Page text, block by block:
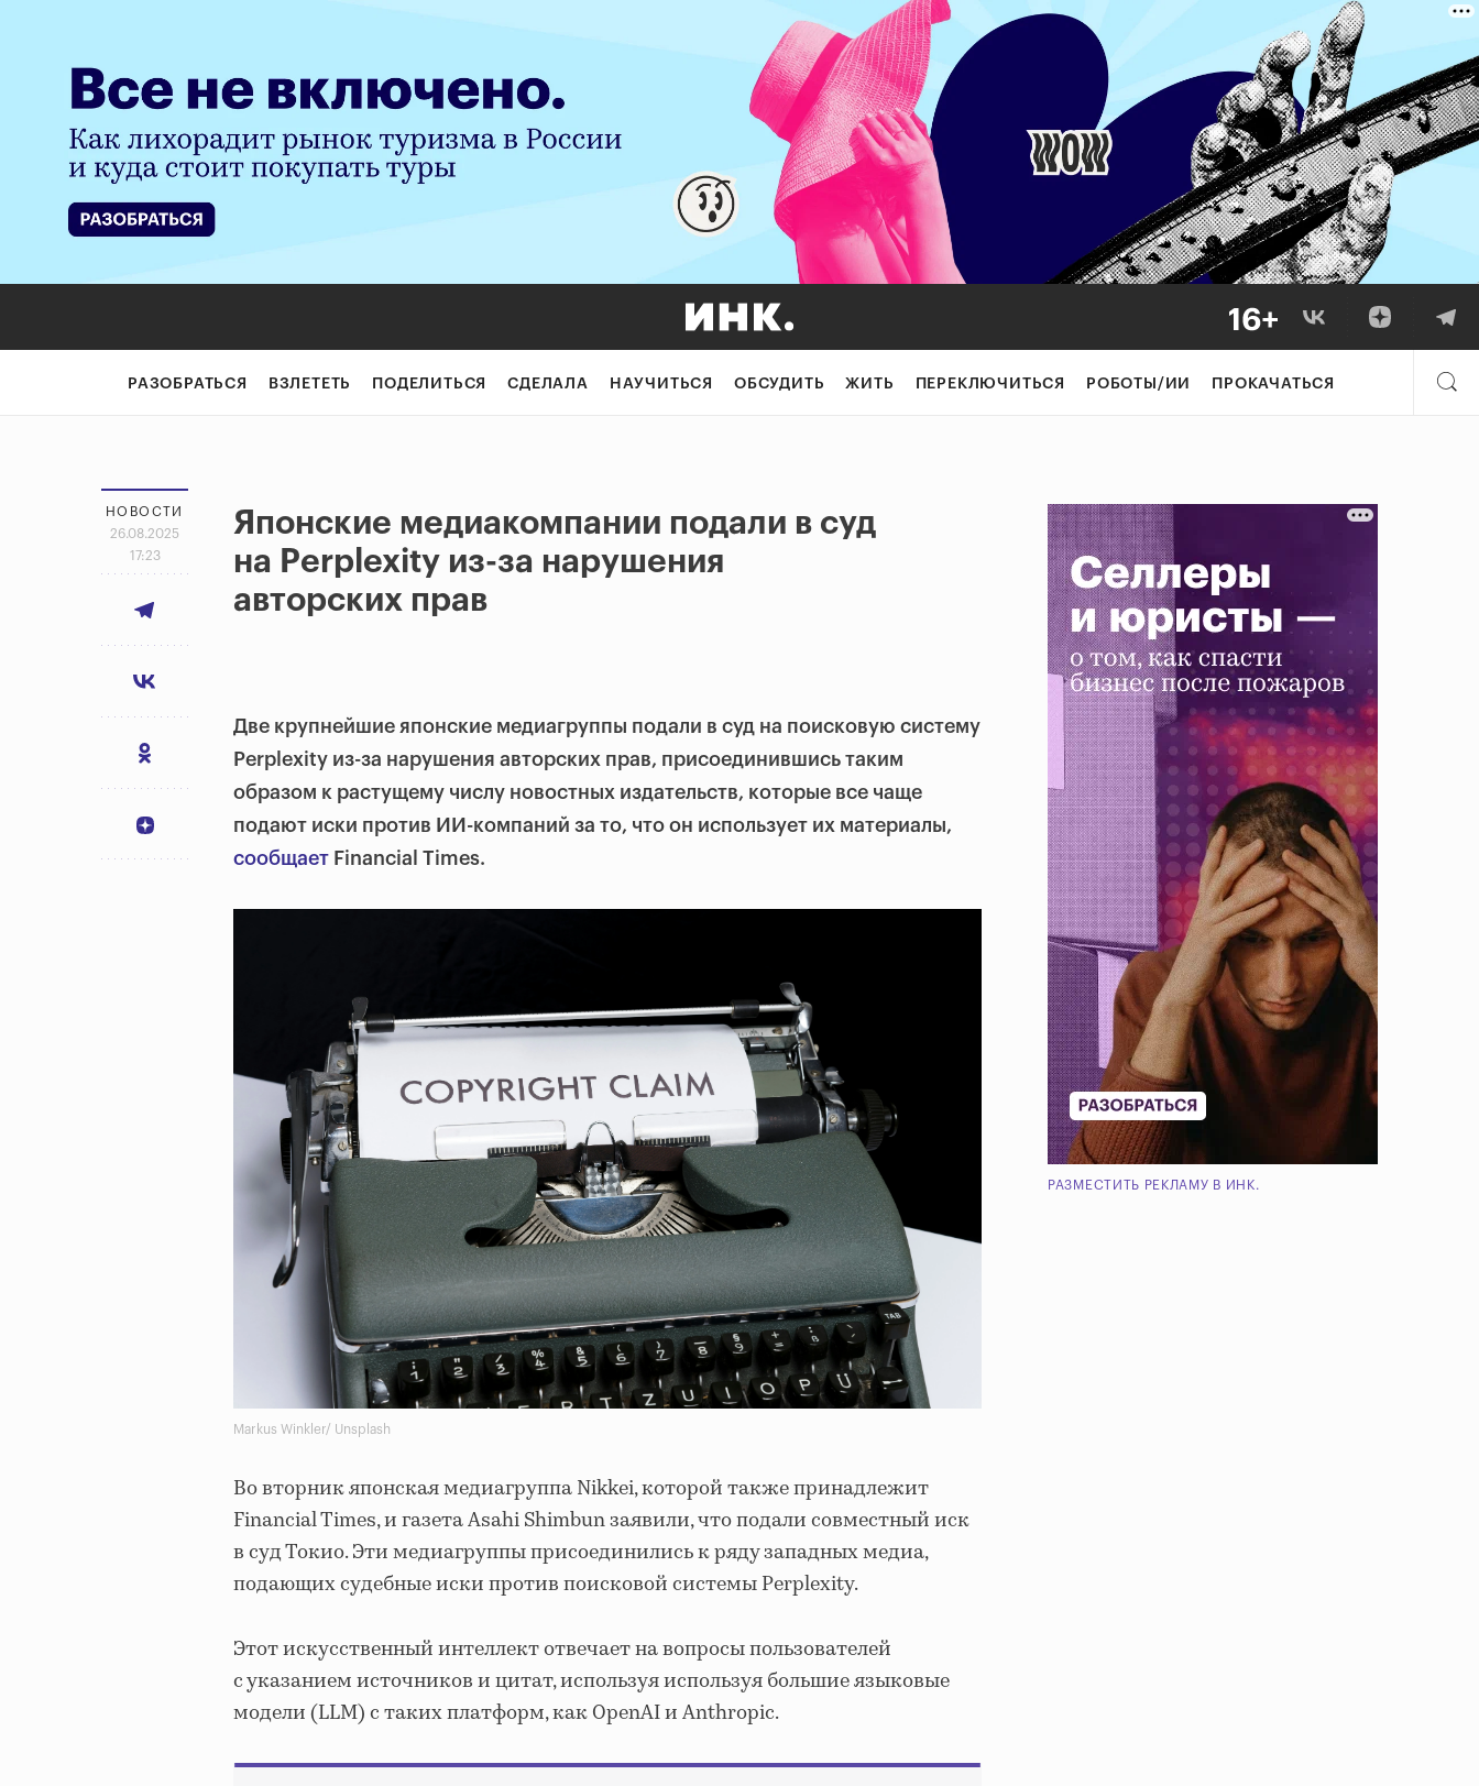
РАЗОБРАТЬСЯ ВЗЛЕТЕТЬ ПОДЕЛИТЬСЯ СДЕЛАЛА НАУЧИТЬСЯ ОБСУДИТЬ ЖИТЬ ПЕРЕКЛЮЧИТЬСЯ РОБОТЫ/ИИ ПРОКАЧАТЬСЯ
НОВОСТИ
26.08.2025
17:23
Японские медиакомпании подали в суд
на Perplexity из-за нарушения
авторских прав
Две крупнейшие японские медиагруппы подали в суд на поисковую систему
Perplexity из-за нарушения авторских прав, присоединившись таким
образом к растущему числу новостных издательств, которые все чаще
подают иски против ИИ-компаний за то, что он использует их материалы,
сообщает Financial Times.
Markus Winkler/ Unsplash
Во вторник японская медиагруппа Nikkei, которой также принадлежит
Financial Times, и газета Asahi Shimbun заявили, что подали совместный иск
в суд Токио. Эти медиагруппы присоединились к ряду западных медиа,
подающих судебные иски против поисковой системы Perplexity.
Этот искусственный интеллект отвечает на вопросы пользователей
с указанием источников и цитат, используя используя большие языковые
модели (LLM) с таких платформ, как OpenAI и Anthropic.
РАЗМЕСТИТЬ РЕКЛАМУ В ИНК.